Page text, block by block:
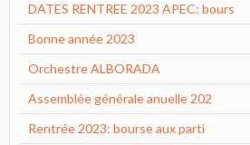
DATES RENTREE 2023 APEC: bours
Bonne année 2023
Orchestre ALBORADA
Assemblée générale anuelle 202
Rentrée 2023: bourse aux parti